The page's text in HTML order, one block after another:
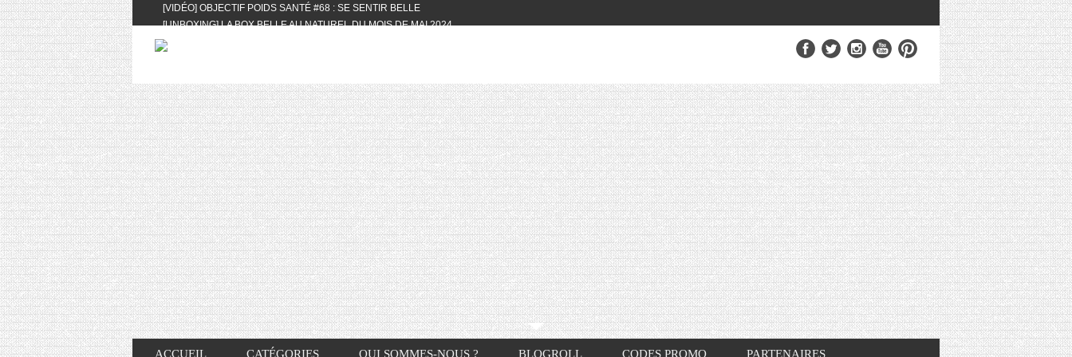
[VIDÉO] OBJECTIF POIDS SANTÉ #68 : SE SENTIR BELLE
[UNBOXING] LA BOX BELLE AU NATUREL DU MOIS DE MAI 2024
[VIDÉO] UNBOXING : LES MY LITTLE & BIOTYFULL BOX DU MOIS DE MAI 2024
[VIDÉO] QUITOQUE #10 : MEAL PREP & CONVIVIALITÉ
[VIDÉO] UNBOXING : LES MY LITTLE & BIOTYFULL BOX DU MOIS D’AVRIL
2024 FEAT. AKILA
[VIDÉO] OBJECTIF POIDS SANTÉ #67 : L’AVIS DES AUTRES, CE N’EST QUE LA
VIE DES AUTRES
[VIDÉO] UNBOXING : LES MY LITTLE & BIOTYFULL BOX DES MOIS DE
FÉVRIER ET MARS 2024 FEAT. AKILA
[VIDÉO] LA SÉLECTION DU MOIS #JANVIER2024
[VIDÉO] HELLOFRESH #34 : IDÉES RECETTES RISOTTO
ACCUEIL CATÉGORIES QUI SOMMES-NOUS ? BLOGROLL CODES PROMO PARTENAIRES